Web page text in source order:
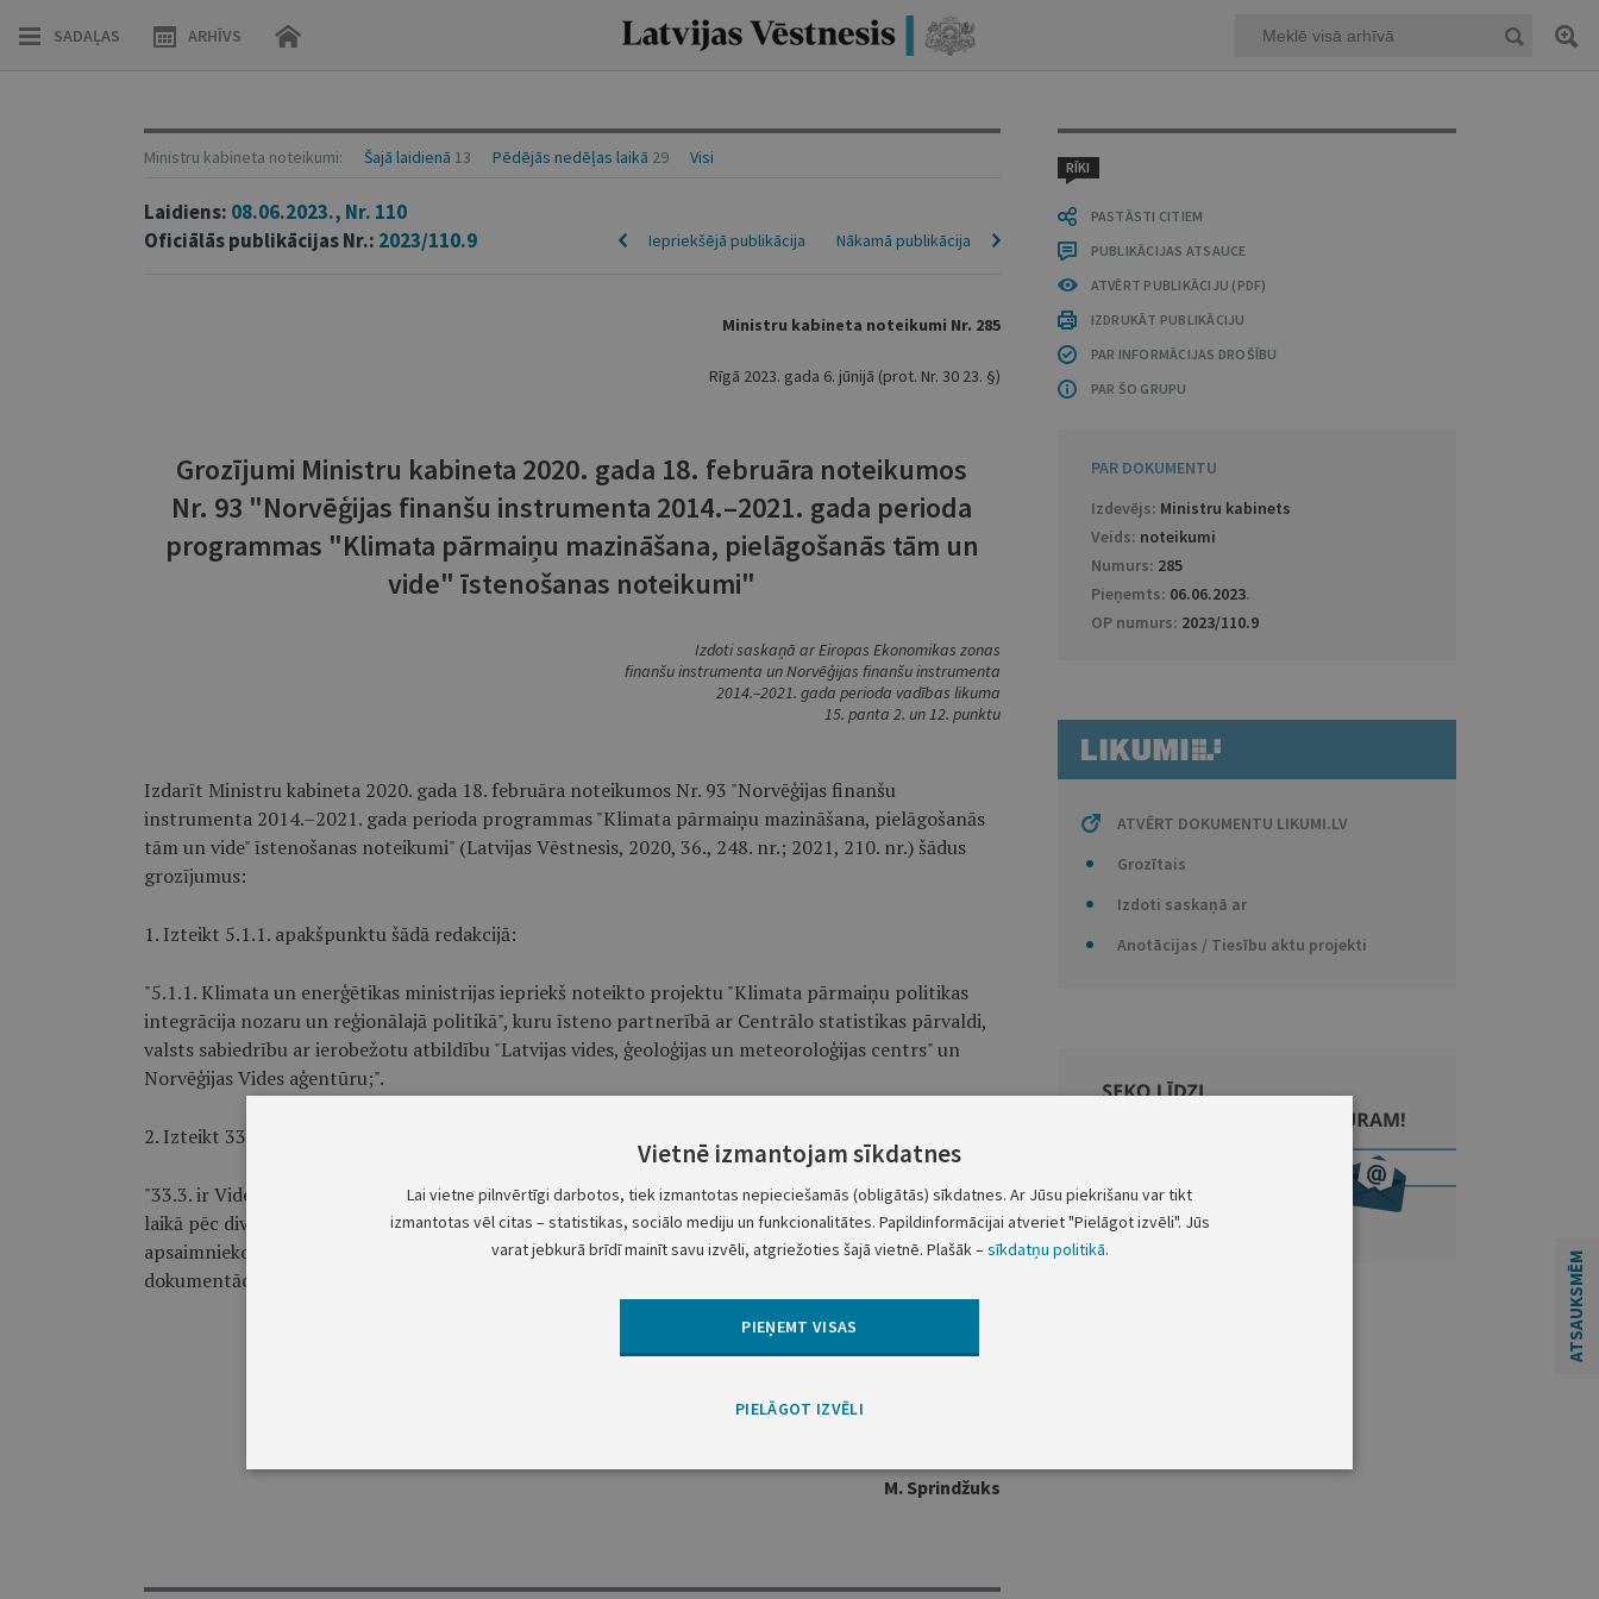
SADAĻAS ARHĪVS
RĪKI
PASTĀSTI CITIEM
PUBLIKĀCIJAS ATSAUCE
ATVĒRT PUBLIKĀCIJU (PDF)
IZDRUKĀT PUBLIKĀCIJU
PAR INFORMĀCIJAS DROŠĪBU
PAR ŠO GRUPU
PAR DOKUMENTU
Izdevējs: Ministru kabinets
Veids: noteikumi
Numurs: 285
Pieņemts: 06.06.2023.
OP numurs: 2023/110.9
ATVĒRT DOKUMENTU LIKUMI.LV
Grozītais
Izdoti saskaņā ar
Anotācijas / Tiesību aktu projekti
Ministru kabineta noteikumi: Šajā laidienā 13 Pēdējās nedēļas laikā 29 Visi
Laidiens: 08.06.2023., Nr. 110
Oficiālās publikācijas Nr.: 2023/110.9 Nākamā publikācija
Iepriekšējā publikācija
Ministru kabineta noteikumi Nr. 285
Rīgā 2023. gada 6. jūnijā (prot. Nr. 30 23. §)
Grozījumi Ministru kabineta 2020. gada 18. februāra noteikumos
Nr. 93 "Norvēģijas finanšu instrumenta 2014.–2021. gada perioda
programmas "Klimata pārmaiņu mazināšana, pielāgošanās tām un
vide" īstenošanas noteikumi"
Izdoti saskaņā ar Eiropas Ekonomikas zonas
finanšu instrumenta un Norvēģijas finanšu instrumenta
2014.–2021. gada perioda vadības likuma
15. panta 2. un 12. punktu
Izdarīt Ministru kabineta 2020. gada 18. februāra noteikumos Nr. 93 "Norvēģijas finanšu
instrumenta 2014.–2021. gada perioda programmas "Klimata pārmaiņu mazināšana, pielāgošanās
tām un vide" īstenošanas noteikumi" (Latvijas Vēstnesis, 2020, 36., 248. nr.; 2021, 210. nr.) šādus
grozījumus:
1. Izteikt 5.1.1. apakšpunktu šādā redakcijā:
"5.1.1. Klimata un enerģētikas ministrijas iepriekš noteikto projektu "Klimata pārmaiņu politikas
integrācija nozaru un reģionālajā politikā", kuru īsteno partnerībā ar Centrālo statistikas pārvaldi,
valsts sabiedrību ar ierobežotu atbildību "Latvijas vides, ģeoloģijas un meteoroloģijas centrs" un
Norvēģijas Vides aģentūru;".
2. Izteikt 33.3. apakšpunktu šādā redakcijā:
"33.3. ir Vides aizsardzības un reģionālās attīstības ministrijas padotībā esoša iestāde, tā 30 dienu
laikā pēc divpusējās sadarbības fonda iniciatīvas īstenošanas sagatavo un iesniedz programmas
apsaimniekotājam divpusējās sadarbības fonda iniciatīvas pārskata veidlapu kopā ar pamatojošo
dokumentāciju."
M. Sprindžuks
ATSAUKSMĒM
Vietnē izmantojam sīkdatnes
Lai vietne pilnvērtīgi darbotos, tiek izmantotas nepieciešamās (obligātās) sīkdatnes. Ar Jūsu piekrišanu var tikt
izmantotas vēl citas – statistikas, sociālo mediju un funkcionalitātes. Papildinformācijai atveriet "Pielāgot izvēli". Jūs
varat jebkurā brīdī mainīt savu izvēli, atgriežoties šajā vietnē. Plašāk –sīkdatņu politikā.
PIEŅEMT VISAS
PIELĀGOT IZVĒLI